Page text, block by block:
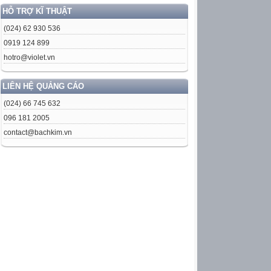
HỖ TRỢ KĨ THUẬT
(024) 62 930 536
0919 124 899
hotro@violet.vn
LIÊN HỆ QUẢNG CÁO
(024) 66 745 632
096 181 2005
contact@bachkim.vn